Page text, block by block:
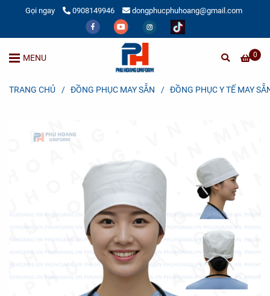
Gọi ngay 0908149946 dongphucphuhoang@gmail.com
0
MENU
TRANG CHỦ / ĐỒNG PHỤC MAY SẴN / ĐỒNG PHỤC Y TẾ MAY